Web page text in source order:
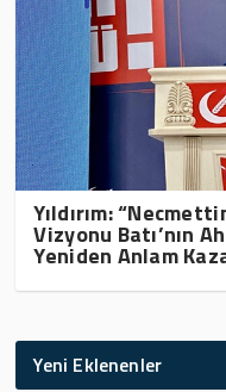
Yıldırım:
Vizyonu Batı’nın
Yeniden Anlam
Yeni Eklenenler